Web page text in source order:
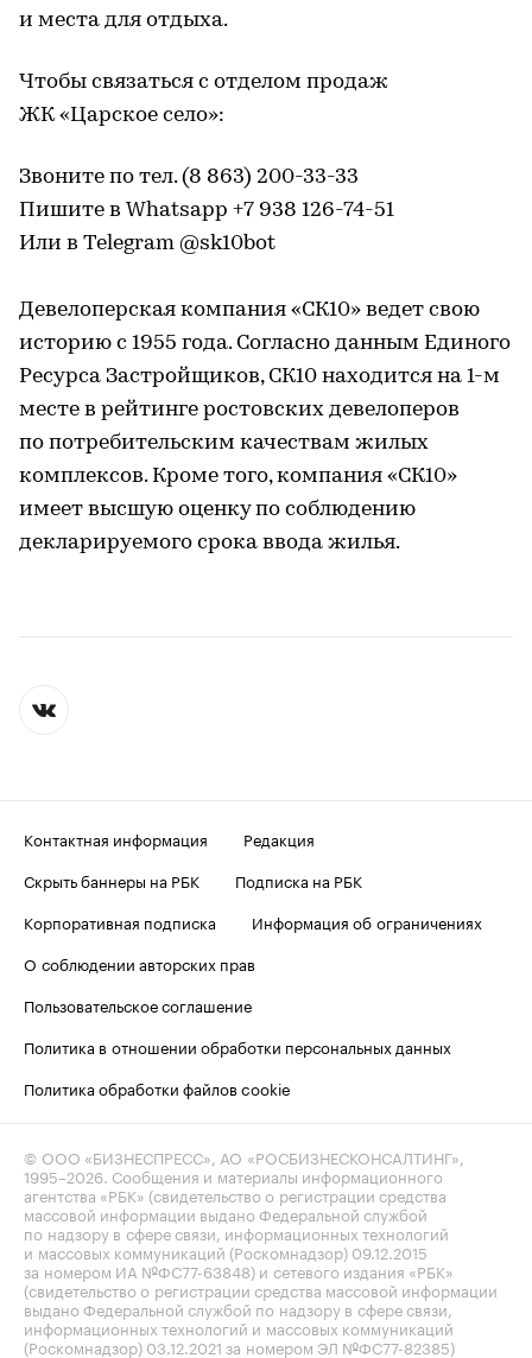
и места для отдыха.
Чтобы связаться с отделом продаж
ЖК «Царское село»:
Звоните по тел. (8 863) 200-33-33
Пишите в Whatsapp +7 938 126-74-51
Или в Telegram @sk10bot
Девелоперская компания «СК10» ведет свою
историю с 1955 года. Согласно данным Единого
Ресурса Застройщиков, СК10 находится на 1-м
месте в рейтинге ростовских девелоперов
по потребительским качествам жилых
комплексов. Кроме того, компания «СК10»
имеет высшую оценку по соблюдению
декларируемого срока ввода жилья.
Контактная информация
Редакция
Скрыть баннеры на РБК
Подписка на РБК
Корпоративная подписка
Информация об ограничениях
О соблюдении авторских прав
Пользовательское соглашение
Политика в отношении обработки персональных данных
Политика обработки файлов cookie
© ООО «БИЗНЕСПРЕСС», АО «РОСБИЗНЕСКОНСАЛТИНГ»,
1995–2026. Сообщения и материалы информационного
агентства «РБК» (свидетельство о регистрации средства
массовой информации выдано Федеральной службой
по надзору в сфере связи, информационных технологий
и массовых коммуникаций (Роскомнадзор) 09.12.2015
за номером ИА №ФС77-63848) и сетевого издания «РБК»
(свидетельство о регистрации средства массовой информации
выдано Федеральной службой по надзору в сфере связи,
информационных технологий и массовых коммуникаций
(Роскомнадзор) 03.12.2021 за номером ЭЛ №ФС77-82385)